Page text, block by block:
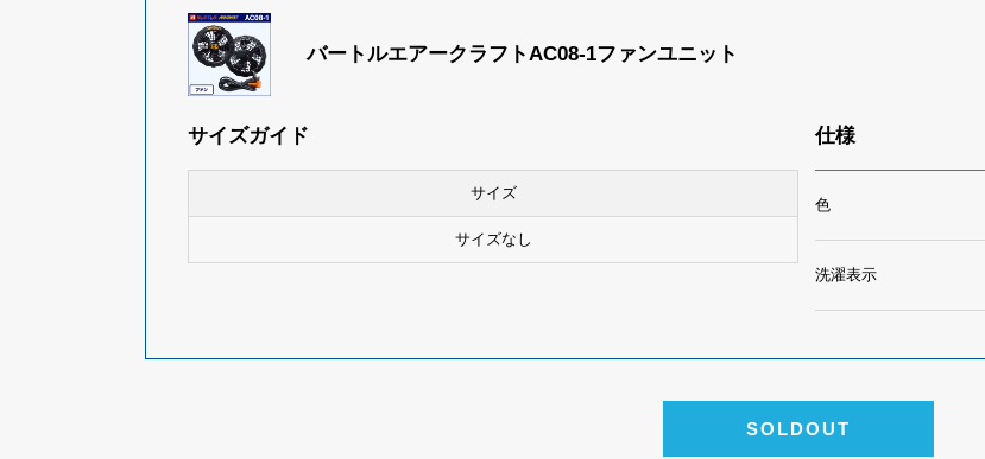
バートルエアークラフトAC08-1ファンユニット
サイズガイド
サイズ
サイズなし
仕様
色
洗濯表示